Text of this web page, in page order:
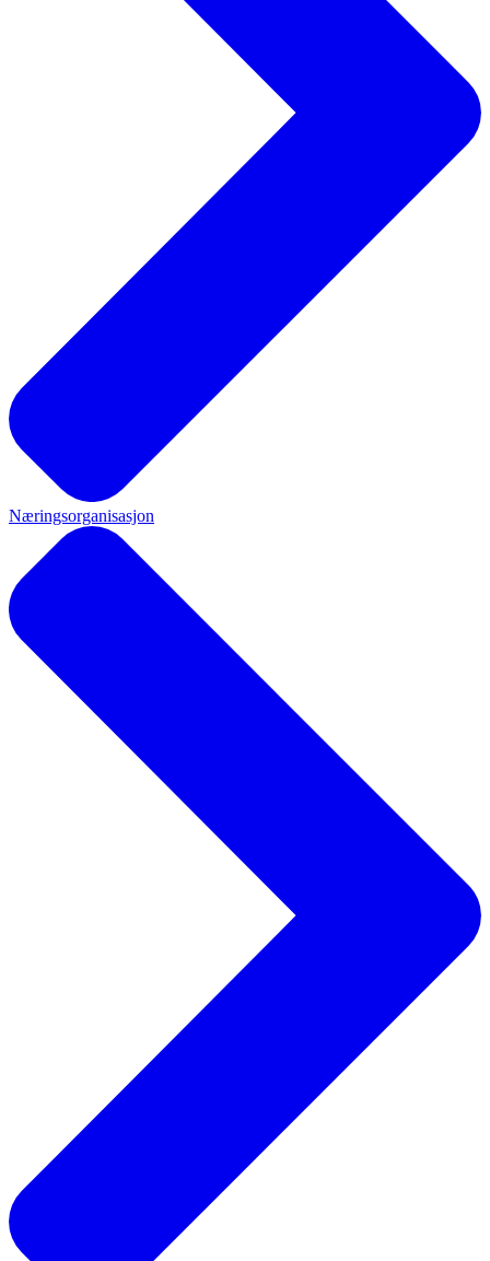
Næringsorganisasjon